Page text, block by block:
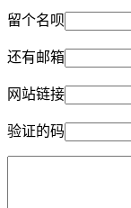
留个名呗
还有邮箱
网站链接
验证的码